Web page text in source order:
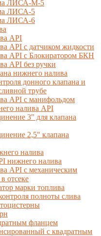
ЛИСА-М-5
ЛИСА-5
ЛИСА-6
API
API с датчиком жидкости
API с Блокиратором БКН
API без ручки
нижнего налива
донного клапана и
трубе
API с манифольдом
налива API
3" для клапана
2,5" клапана
налива
нижнего налива
API с механическим
отсеке
марки топлива
полноты слива
фланцем
с квадратным